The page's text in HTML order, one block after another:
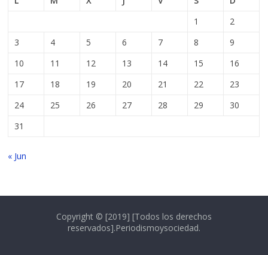
1
2
3
4 5 6 7 8
9
10
11 12 13 14 15
16
17
18 19 20 21 22
23
24
25 26 27 28 29
30
31
« Jun
Copyright © [2019] [Todos los derechos
reservados].Periodismoysociedad.